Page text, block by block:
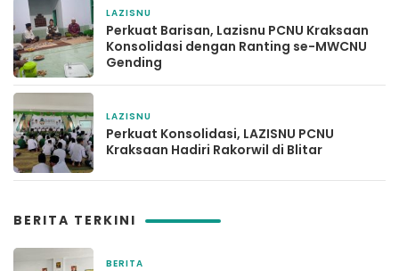
LAZISNU
Perkuat Barisan, Lazisnu PCNU Kraksaan
Konsolidasi dengan Ranting se-MWCNU
Gending
LAZISNU
Perkuat Konsolidasi, LAZISNU PCNU
Kraksaan Hadiri Rakorwil di Blitar
BERITA TERKINI
BERITA